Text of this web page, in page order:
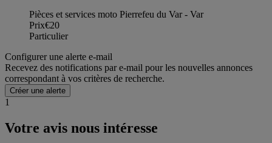
Pièces et services moto Pierrefeu du Var - Var
Prix€20
Particulier
Configurer une alerte e-mail
Recevez des notifications par e-mail pour les nouvelles annonces
correspondant à vos critères de recherche.
Créer une alerte
1
Votre avis nous intéresse